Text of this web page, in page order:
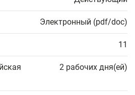
Электронный (pdf/doc)
11
2 рабочих дня(ей)